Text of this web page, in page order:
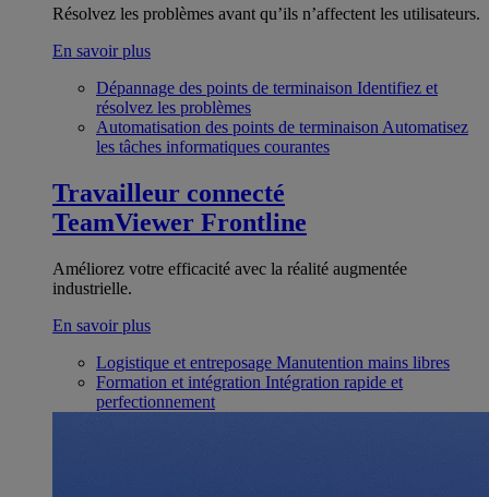
Résolvez les problèmes avant qu’ils n’affectent les utilisateurs.
En savoir plus
Dépannage des points de terminaison Identifiez et
résolvez les problèmes
Automatisation des points de terminaison Automatisez
les tâches informatiques courantes
Travailleur connecté
TeamViewer Frontline
Améliorez votre efficacité avec la réalité augmentée
industrielle.
En savoir plus
Logistique et entreposage Manutention mains libres
Formation et intégration Intégration rapide et
perfectionnement